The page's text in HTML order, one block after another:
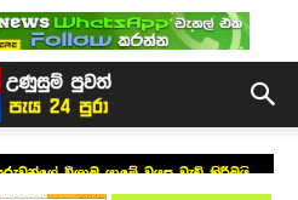
විශ්‍රාම යාමේ වයස වැඩි කිරීමයි –